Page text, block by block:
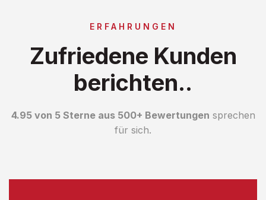
ERFAHRUNGEN
Zufriedene Kunden
berichten..
4.95 von 5 Sterne aus 500+ Bewertungen sprechen
für sich.